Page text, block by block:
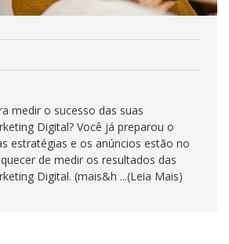
medir o sucesso das suas
Digital? Você já preparou o
estratégias e os anúncios estão no
de medir os resultados das
Digital. (mais&h ...(Leia Mais)